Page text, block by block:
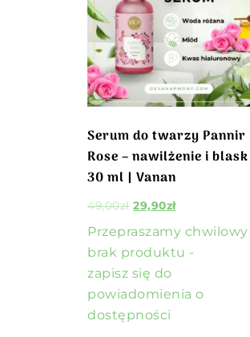
Serum do twarzy Pannir
Rose – nawilżenie i
30 ml | Vanan
49,00zł 29,90zł
Przepraszamy chwilowy
brak produktu -
zapisz się do
powiadomienia o
dostępności